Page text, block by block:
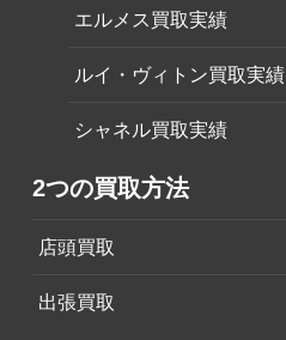
エルメス買取実績
ルイ・ヴィトン買取実績
シャネル買取実績
2つの買取方法
店頭買取
出張買取